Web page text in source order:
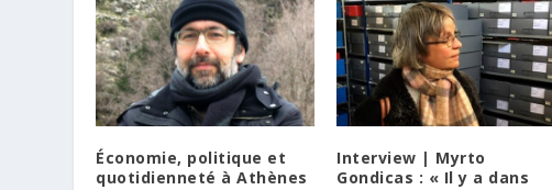
Économie, politique et
quotidienneté à Athènes
Interview | Myrto
Gondicas : « Il y a dans